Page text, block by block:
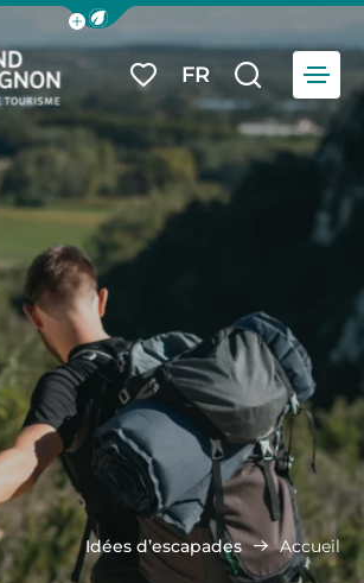
Afficher la barre de navigation du
Mes favoris
FR
Je
Menu
Accueil
Idées d’escapades